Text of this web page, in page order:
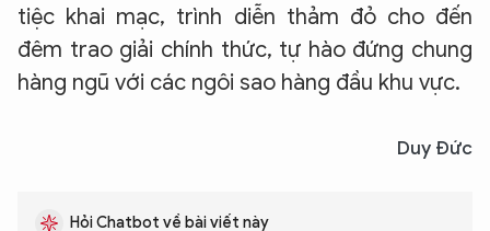
tiệc khai mạc, trình diễn thảm đỏ cho đến
đêm trao giải chính thức, tự hào đứng chung
hàng ngũ với các ngôi sao hàng đầu khu vực.
Duy Đức
Hỏi Chatbot về bài viết này